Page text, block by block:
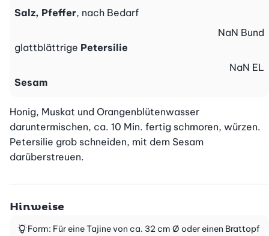
Salz, Pfeffer, nach Bedarf
glattblättrige Petersilie
NaN Bund
Sesam
NaN EL
Honig, Muskat und Orangenblütenwasser
daruntermischen, ca. 10 Min. fertig schmoren, würzen.
Petersilie grob schneiden, mit dem Sesam
darüberstreuen.
Hinweise
Form: Für eine Tajine von ca. 32 cm Ø oder einen Brattopf